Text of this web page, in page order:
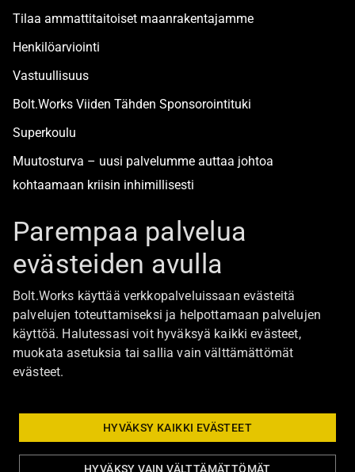
Tilaa ammattitaitoiset maanrakentajamme
Henkilöarviointi
Vastuullisuus
Bolt.Works Viiden Tähden Sponsorointituki
Superkoulu
Muutosturva – uusi palvelumme auttaa johtoa
kohtaamaan kriisin inhimillisesti
Boltista
Töihin Bolt.Worksin toimistolle
Ajankohtaista
Ota yhteyttä
Bolt Group hallitus
Parempaa palvelua
evästeiden avulla
Bolt.Works käyttää verkkopalveluissaan evästeitä
palvelujen toteuttamiseksi ja helpottamaan palvelujen
käyttöä. Halutessasi voit hyväksyä kaikki evästeet,
muokata asetuksia tai sallia vain välttämättömät
evästeet.
HYVÄKSY KAIKKI EVÄSTEET
HYVÄKSY VAIN VÄLTTÄMÄTTÖMÄT